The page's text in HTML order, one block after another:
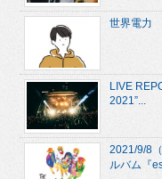
世界電力
LIVE
2021”...
2021/9/8
ルバム『